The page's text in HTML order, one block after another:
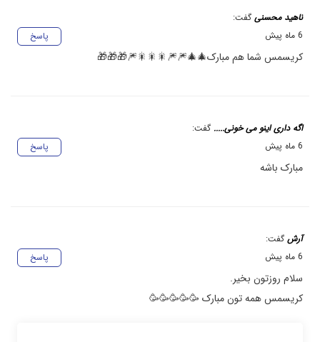
ناهید محسنی گفت:
پاسخ
6 ماه پیش
کریسمس شما هم مبارک🎄🎄🎆🎆🎇🎇🎇🎆🎁🎁🎁
اگه داری اینو می خونی..... گفت:
پاسخ
6 ماه پیش
مبارک باشه
آرش گفت:
پاسخ
6 ماه پیش
سلام روزتون بخیر.
کریسمس همه تون مبارک 🥳🥳🥳🥳🥳